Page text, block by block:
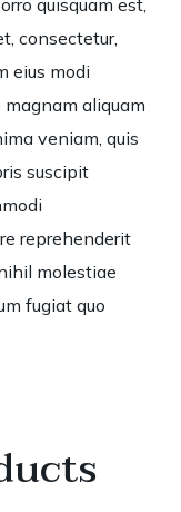
consectetur,
eius modi
aliquam
veniam, quis
suscipit
reprehenderit
molestiae
fugiat quo